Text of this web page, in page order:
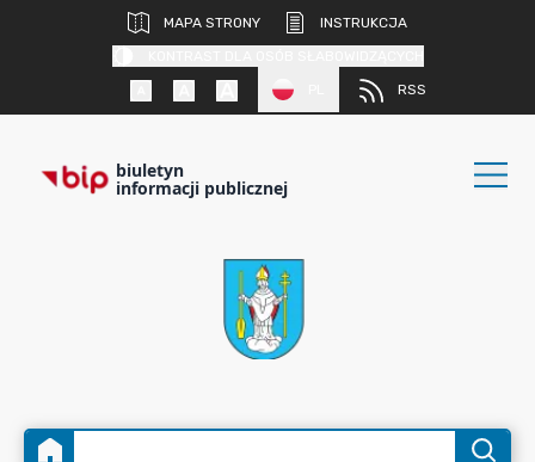
MAPA STRONY
INSTRUKCJA
RSS
biuletyn
informacji publicznej